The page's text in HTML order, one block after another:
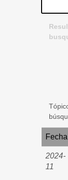
Fecha
2024-
11